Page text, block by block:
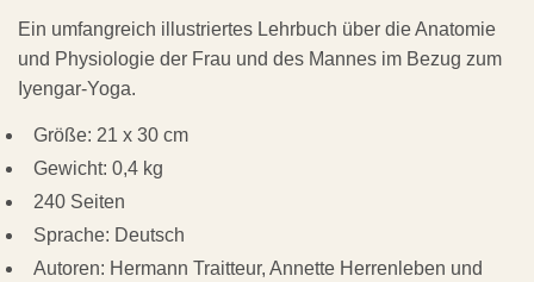
Ein umfangreich illustriertes Lehrbuch über die Anatomie
und Physiologie der Frau und des Mannes im Bezug zum
Iyengar-Yoga.
Größe: 21 x 30 cm
Gewicht: 0,4 kg
240 Seiten
Sprache: Deutsch
Autoren: Hermann Traitteur, Annette Herrenleben und